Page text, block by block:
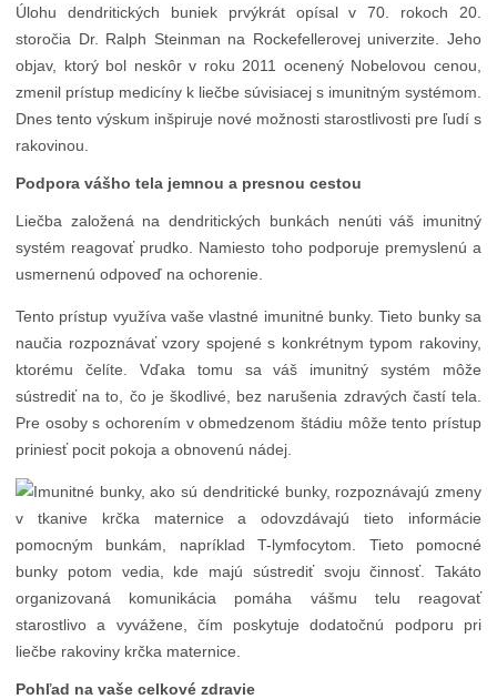
Úlohu dendritických buniek prvýkrát opísal v 70. rokoch 20.
storočia Dr. Ralph Steinman na Rockefellerovej univerzite. Jeho
objav, ktorý bol neskôr v roku 2011 ocenený Nobelovou cenou,
zmenil prístup medicíny k liečbe súvisiacej s imunitným systémom.
Dnes tento výskum inšpiruje nové možnosti starostlivosti pre ľudí s
rakovinou.
Podpora vášho tela jemnou a presnou cestou
Liečba založená na dendritických bunkách nenúti váš imunitný
systém reagovať prudko. Namiesto toho podporuje premyslenú a
usmernenú odpoveď na ochorenie.
Tento prístup využíva vaše vlastné imunitné bunky. Tieto bunky sa
naučia rozpoznávať vzory spojené s konkrétnym typom rakoviny,
ktorému čelíte. Vďaka tomu sa váš imunitný systém môže
sústrediť na to, čo je škodlivé, bez narušenia zdravých častí tela.
Pre osoby s ochorením v obmedzenom štádiu môže tento prístup
priniesť pocit pokoja a obnovenú nádej.
Pohľad na vaše celkové zdravie